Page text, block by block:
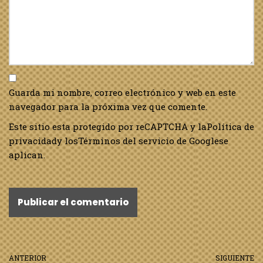
Guarda mi nombre, correo electrónico y web en este
navegador para la próxima vez que comente.
Este sitio esta protegido por reCAPTCHA y laPolítica de
privacidady losTérminos del servicio de Googlese
aplican.
ANTERIOR SIGUIENTE